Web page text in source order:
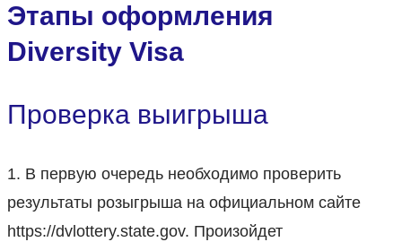
Этапы оформления
Diversity Visa
Проверка выигрыша
1. В первую очередь необходимо проверить
результаты розыгрыша на официальном сайте
https://dvlottery.state.gov. Произойдет